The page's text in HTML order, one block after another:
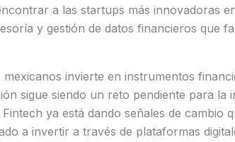
a las startups más innovadoras
y gestión de datos financieros que
invierte en instrumentos
sigue siendo un reto pendiente para la
ya está dando señales de cambio
a invertir a través de plataformas